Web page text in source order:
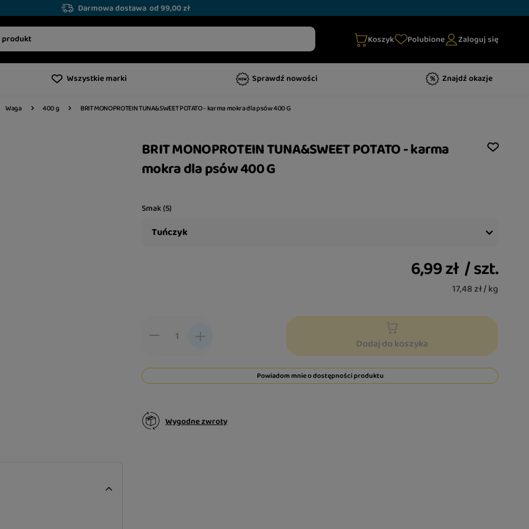
Darmowa dostawa od 99,00 zł
Koszyk Polubione Zaloguj się
Wszystkie marki Sprawdź nowości Znajdź okazje
Waga 400 g BRIT MONOPROTEIN TUNA&SWEET POTATO - karma mokra dla psów 400 G
BRIT MONOPROTEIN TUNA&SWEET POTATO - karma
mokra dla psów 400 G
Smak (5)
Tuńczyk
6,99 zł /szt.
17,48 zł / kg
Dodaj do koszyka
Powiadom mnie o dostępności produktu
Wygodne zwroty